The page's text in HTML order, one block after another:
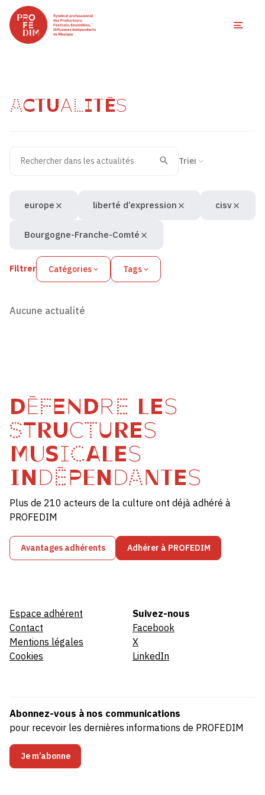
ACTUALITÉS
Recherche
Valider
Filtrer Catégories Tags
europe liberté d’expression cisv
Bourgogne-Franche-Comté
Aucune actualité
DÉFENDRE LES
STRUCTURES
MUSICALES
INDÉPENDANTES
Plus de 210 acteurs de la culture ont déjà adhéré à
PROFEDIM
Avantages adhérents Adhérer à PROFEDIM
Espace adhérent
Contact
Mentions légales
Cookies
Suivez-nous
Facebook
X
LinkedIn
Abonnez-vous à nos communications
pour recevoir les dernières informations de PROFEDIM
Je m’abonne